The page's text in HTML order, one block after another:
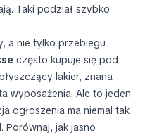
Taki podział szybko
a nie tylko przebiegu
często kupuje się pod
lakier, znana
wyposażenia. Ale to jeden
ogłoszenia ma niemal tak
Porównaj, jak jasno